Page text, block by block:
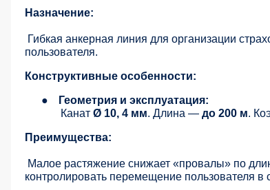
Назначение:
Гибкая анкерная линия для организации
пользователя.
Конструктивные особенности:
●
Геометрия и эксплуатация:
Канат Ø 10, 4 мм. Длина — до 200 м.
Преимущества:
Малое растяжение снижает «провалы» по
контролировать перемещение пользователя в